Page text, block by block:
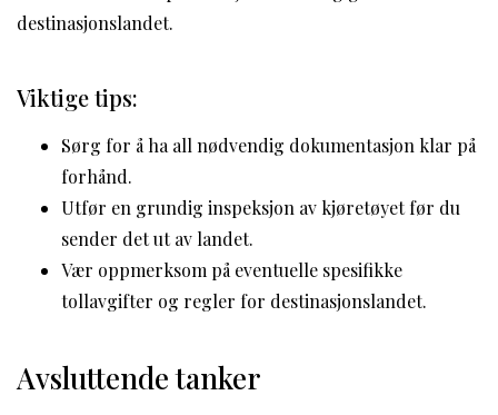
destinasjonslandet.
Viktige tips:
Sørg for å ha all nødvendig dokumentasjon klar på
forhånd.
Utfør en grundig inspeksjon av kjøretøyet før du
sender det ut av landet.
Vær oppmerksom på eventuelle spesifikke
tollavgifter og regler for destinasjonslandet.
Avsluttende tanker